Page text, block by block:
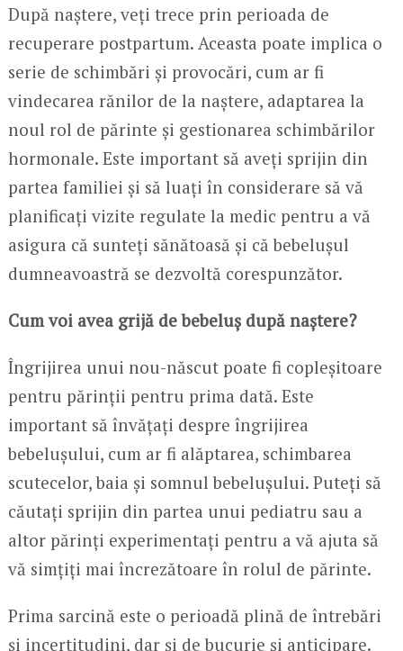
După naștere, veți trece prin perioada de
recuperare postpartum. Aceasta poate implica o
serie de schimbări și provocări, cum ar fi
vindecarea rănilor de la naștere, adaptarea la
noul rol de părinte și gestionarea schimbărilor
hormonale. Este important să aveți sprijin din
partea familiei și să luați în considerare să vă
planificați vizite regulate la medic pentru a vă
asigura că sunteți sănătoasă și că bebelușul
dumneavoastră se dezvoltă corespunzător.
Cum voi avea grijă de bebeluș după naștere?
Îngrijirea unui nou-născut poate fi copleșitoare
pentru părinții pentru prima dată. Este
important să învățați despre îngrijirea
bebelușului, cum ar fi alăptarea, schimbarea
scutecelor, baia și somnul bebelușului. Puteți să
căutați sprijin din partea unui pediatru sau a
altor părinți experimentați pentru a vă ajuta să
vă simțiți mai încrezătoare în rolul de părinte.
Prima sarcină este o perioadă plină de întrebări
și incertitudini, dar și de bucurie și anticipare.